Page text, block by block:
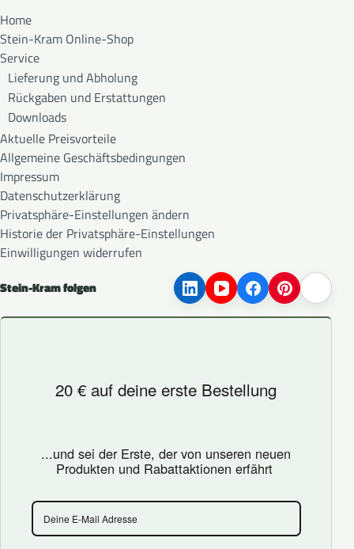
Home
Stein-Kram Online-Shop
Service
Lieferung und Abholung
Rückgaben und Erstattungen
Downloads
Aktuelle Preisvorteile
Allgemeine Geschäftsbedingungen
Impressum
Datenschutzerklärung
Privatsphäre-Einstellungen ändern
Historie der Privatsphäre-Einstellungen
Einwilligungen widerrufen
Stein-Kram folgen